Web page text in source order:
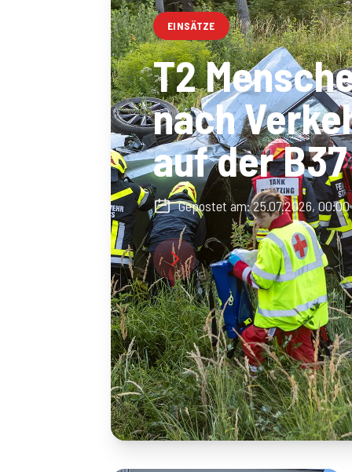
EINSÄTZE
T2
nach
auf der B37
Gepostet am:25.07.2026, 00:00